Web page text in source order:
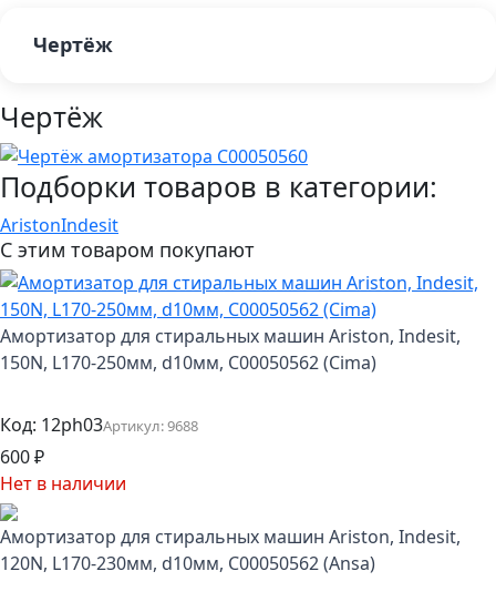
Чертёж
Чертёж
Подборки товаров в категории:
AristonIndesit
С этим товаром покупают
Амортизатор для стиральных машин Ariston, Indesit,
150N, L170-250мм, d10мм, C00050562 (Cima)
Код: 12ph03Артикул:9688
600₽
Нет в наличии
Амортизатор для стиральных машин Ariston, Indesit,
120N, L170-230мм, d10мм, C00050562 (Ansa)